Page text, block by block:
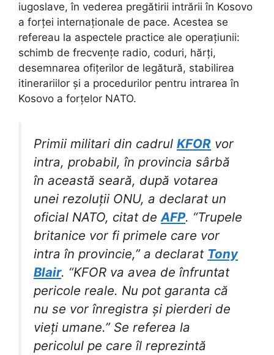
iugoslave, în vederea pregătirii intrării în Kosovo
a forței internaționale de pace. Acestea se
refereau la aspectele practice ale operațiunii:
schimb de frecvențe radio, coduri, hărți,
desemnarea ofițerilor de legătură, stabilirea
itinerariilor și a procedurilor pentru intrarea în
Kosovo a forțelor NATO.
Primii militari din cadrul KFOR vor
intra, probabil, în provincia sârbă
în această seară, după votarea
unei rezoluții ONU, a declarat un
oficial NATO, citat de AFP. “Trupele
britanice vor fi primele care vor
intra în provincie,” a declarat Tony
Blair. “KFOR va avea de înfruntat
pericole reale. Nu pot garanta că
nu se vor înregistra și pierderi de
vieți umane.” Se referea la
pericolul pe care îl reprezintă